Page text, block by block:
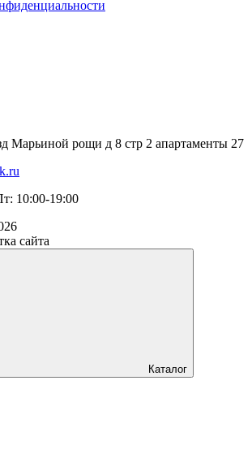
Марьиной рощи д 8 стр 2 апартаменты 27
10:00-19:00
сайта
Каталог